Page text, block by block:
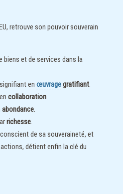
retrouve son pouvoir souverain
biens et de services dans la
en œuvragegratifiant.
collaboration.
abondance.
richesse.
de sa souveraineté, et
détient enfin la clé du